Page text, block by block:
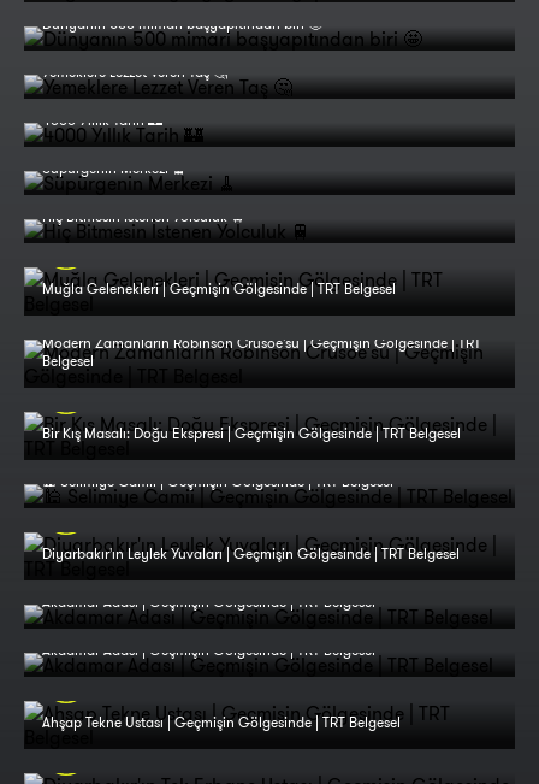
Dünyanın 500 mimari başyapıtından biri 🤩
Yemeklere Lezzet Veren Taş 🤔
4000 Yıllık Tarih 🏰
Süpürgenin Merkezi 🧹
Hiç Bitmesin İstenen Yolculuk 🚆
Muğla Gelenekleri | Geçmişin Gölgesinde | TRT Belgesel
Modern Zamanların Robinson Crusoe'su | Geçmişin Gölgesinde | TRT
Belgesel
Bir Kış Masalı: Doğu Ekspresi | Geçmişin Gölgesinde | TRT Belgesel
🕌 Selimiye Camii | Geçmişin Gölgesinde | TRT Belgesel
Diyarbakır'ın Leylek Yuvaları | Geçmişin Gölgesinde | TRT Belgesel
Akdamar Adası | Geçmişin Gölgesinde | TRT Belgesel
Akdamar Adası | Geçmişin Gölgesinde | TRT Belgesel
Ahşap Tekne Ustası | Geçmişin Gölgesinde | TRT Belgesel